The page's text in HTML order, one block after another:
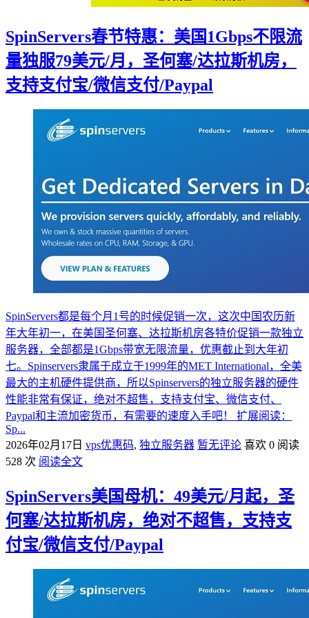
SpinServers春节特惠：美国1Gbps不限流
量独服79美元/月，圣何塞/达拉斯机房，
支持支付宝/微信支付/Paypal
SpinServers都是每个月1号的时候促销一次，这次中国农历新
年大年初一，在美国圣何塞、达拉斯机房各特价促销一款独立
服务器，全部都是1Gbps带宽无限流量，优惠截止到大年初
七。Spinservers隶属于成立于1999年的MET International，全美
最大的主机硬件提供商，所以Spinservers的独立服务器的硬件
性能非常有保证，绝对不超售，支持支付宝、微信支付、
Paypal和主流加密货币，有需要的速度入手吧！ 扩展阅读：
Sp...
2026年02月17日 vps优惠码, 独立服务器 暂无评论 喜欢 0 阅读
528 次 阅读全文
SpinServers美国母机：49美元/月起，圣
何塞/达拉斯机房，绝对不超售，支持支
付宝/微信支付/Paypal